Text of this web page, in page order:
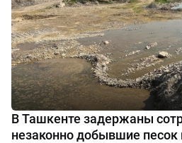
В Ташкенте задержаны
незаконно добывшие песок